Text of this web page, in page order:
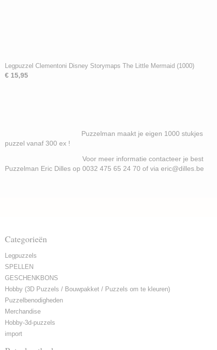
Legpuzzel Clementoni Disney Storymaps The Little Mermaid (1000)
€ 15,95
Puzzelman maakt je eigen 1000 stukjes
puzzel vanaf 300 ex !
Voor meer informatie contacteer je best
Puzzelman Eric Dilles op 0032 475 65 24 70 of via eric@dilles.be
Categorieën
Legpuzzels
SPELLEN
GESCHENKBONS
Hobby (3D Puzzels / Bouwpakket / Puzzels om te kleuren)
Puzzelbenodigheden
Merchandise
Hobby-3d-puzzels
import